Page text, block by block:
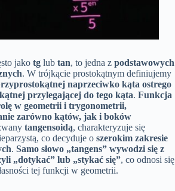
jako tg lub tan, to jedna z podstawowych
. W trójkącie prostokątnym definiujemy
naprzeciwko kąta ostrego
przylegającej do tego kąta. Funkcja
w geometrii i trygonometrii,
zarówno kątów, jak i boków
tangensoidą, charakteryzuje się
co decyduje o szerokim zakresie
. Samo słowo „tangens” wywodzi się z
„dotykać” lub „stykać się”, co odnosi się
tej funkcji w geometrii.